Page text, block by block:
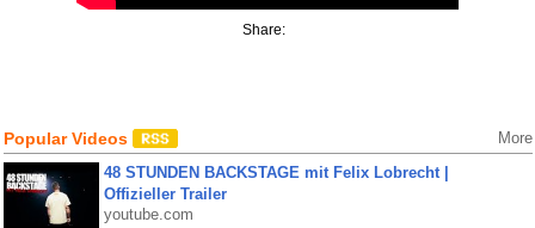
Share:
Popular Videos More
48 STUNDEN BACKSTAGE mit Felix Lobrecht |
Offizieller Trailer
youtube.com